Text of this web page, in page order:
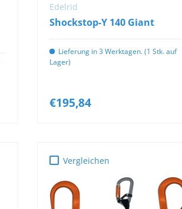
Edelrid
Shockstop-Y 140 Giant
Lieferung in 3 Werktagen. (1 Stk. auf
Lager)
€195,84
Vergleichen